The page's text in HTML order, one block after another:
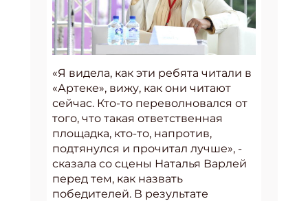
«Я видела, как эти ребята читали в
«Артеке», вижу, как они читают
сейчас. Кто-то переволновался от
того, что такая ответственная
площадка, кто-то, напротив,
подтянулся и прочитал лучше», -
сказала со сцены Наталья Варлей
перед тем, как назвать
победителей. В результате